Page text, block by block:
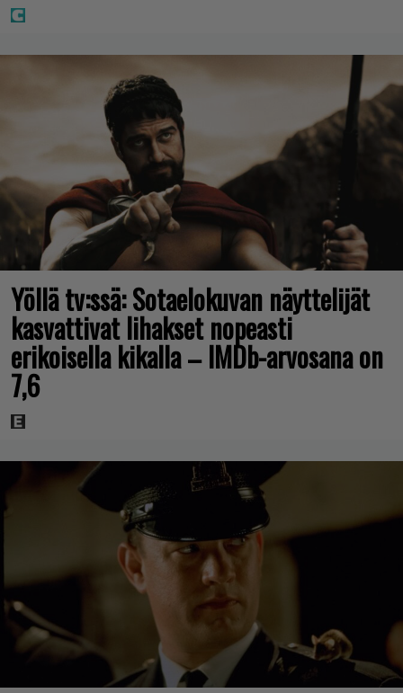
Yöllä tv:ssä: Sotaelokuvan näyttelijät
kasvattivat lihakset nopeasti
erikoisella kikalla – IMDb-arvosana on
7,6